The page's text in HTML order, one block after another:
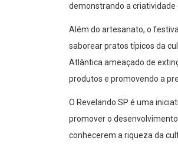
demonstrando a criatividade
Além do artesanato, o
saborear pratos típicos da
Atlântica ameaçado de
produtos e promovendo a
O Revelando SP é uma
promover o
conhecerem a riqueza da